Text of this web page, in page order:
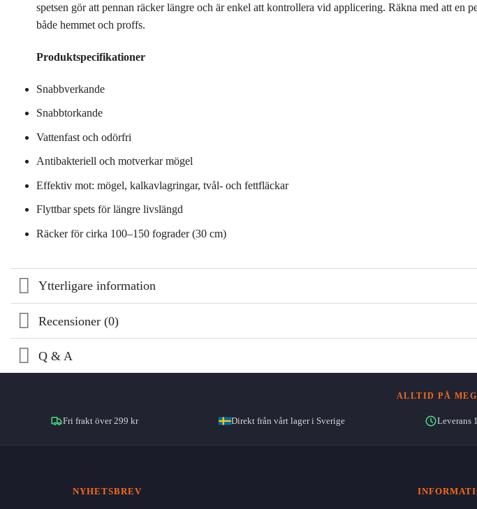
spetsen gör att pennan räcker längre och är enkel att kontrollera vid applicering. Räkna med att
både hemmet och proffs.
Produktspecifikationer
Snabbverkande
Snabbtorkande
Vattenfast och odörfri
Antibakteriell och motverkar mögel
Effektiv mot: mögel, kalkavlagringar, tvål- och fettfläckar
Flyttbar spets för längre livslängd
Räcker för cirka 100–150 fograder (30 cm)
Ytterligare information
Recensioner (0)
Q & A
ALLTID PÅ
Fri frakt över 299 kr Direkt från vårt lager i Sverige Leverans
NYHETSBREV